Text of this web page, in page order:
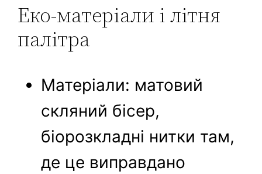
Еко-матеріали і літня
палітра
Матеріали: матовий
скляний бісер,
біорозкладні нитки там,
де це виправдано